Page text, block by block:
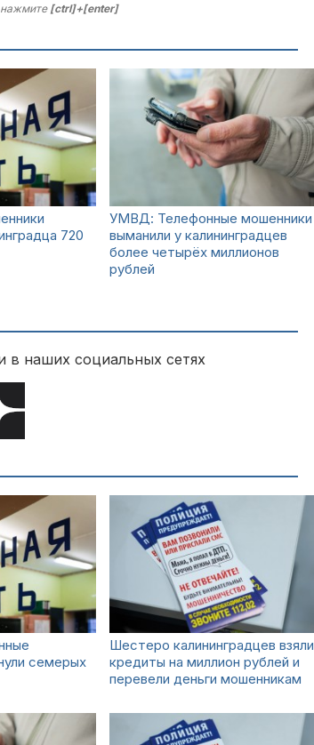
[ctrl]+[enter]
720
УМВД: Телефонные мошенники
выманили у калининградцев
более четырёх миллионов
рублей
в наших социальных сетях
семерых
Шестеро калининградцев взяли
кредиты на миллион рублей и
перевели деньги мошенникам